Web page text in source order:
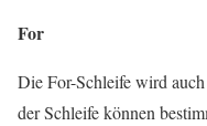
For
Die For-Schleife wird
der Schleife können